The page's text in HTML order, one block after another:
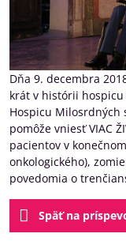
Dňa 9. decembra
krát v histórii
Hospicu Milosrdných
pomôže vniesť VIAC
pacientov v
onkologického),
povedomia o
Späť na